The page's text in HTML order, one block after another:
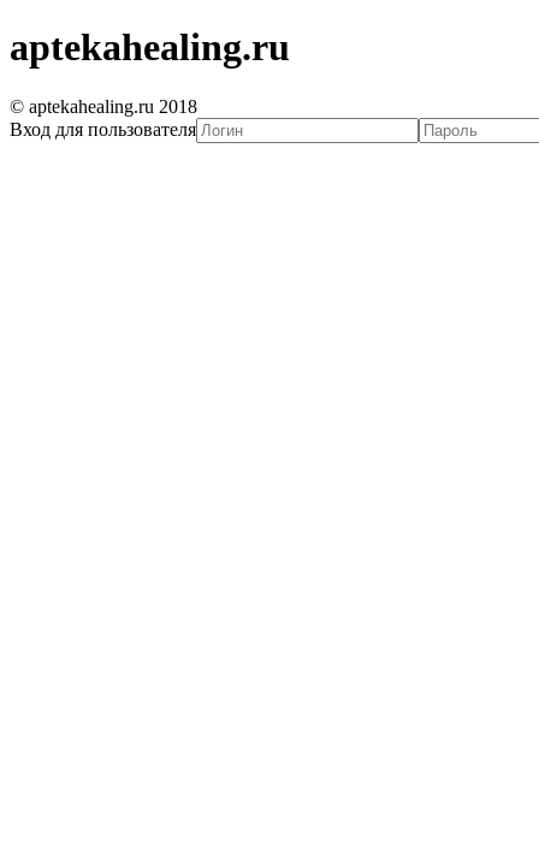
aptekahealing.ru
© aptekahealing.ru 2018
Вход для пользователя